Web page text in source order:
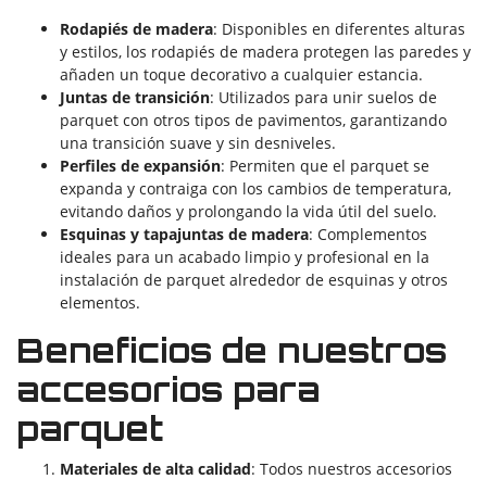
Rodapiés de madera: Disponibles en diferentes alturas
y estilos, los rodapiés de madera protegen las paredes y
añaden un toque decorativo a cualquier estancia.
Juntas de transición: Utilizados para unir suelos de
parquet con otros tipos de pavimentos, garantizando
una transición suave y sin desniveles.
Perfiles de expansión: Permiten que el parquet se
expanda y contraiga con los cambios de temperatura,
evitando daños y prolongando la vida útil del suelo.
Esquinas y tapajuntas de madera: Complementos
ideales para un acabado limpio y profesional en la
instalación de parquet alrededor de esquinas y otros
elementos.
Beneficios de nuestros
accesorios para
parquet
Materiales de alta calidad: Todos nuestros accesorios